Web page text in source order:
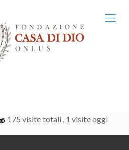
175 visite totali , 1 visite oggi